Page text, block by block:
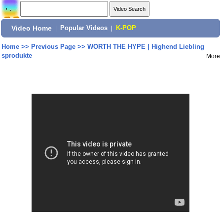
Video Home Popular Videos K-POP
Home>> Previous Page>> WORTH THE HYPE | Highend Liebling
sprodukte
More